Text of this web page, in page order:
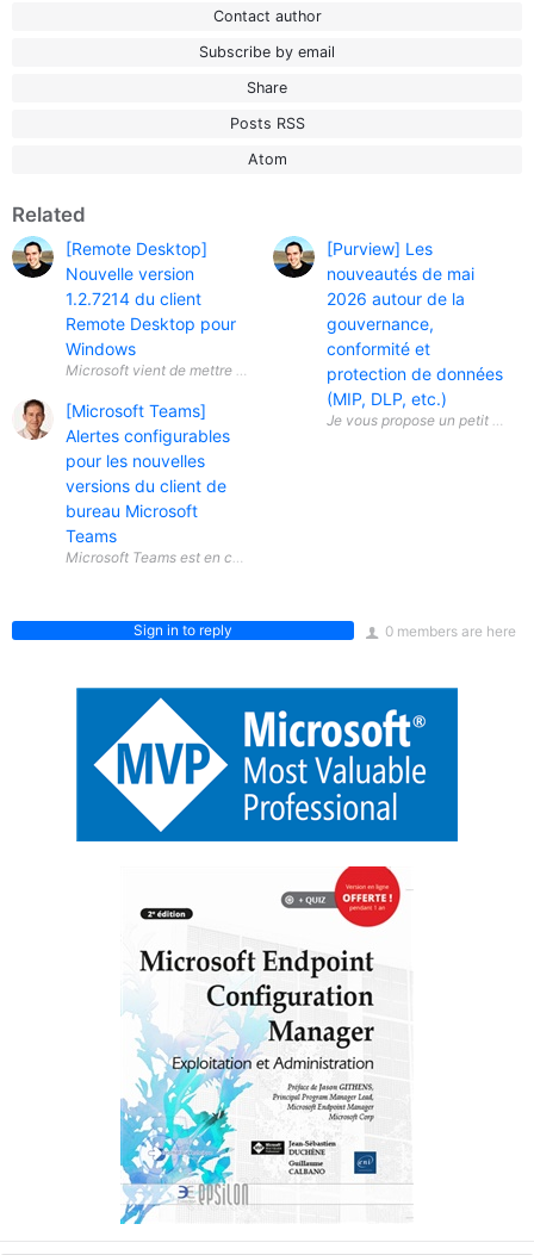
Contact author
Subscribe by email
Share
Posts RSS
Atom
Related
[Remote Desktop]
Nouvelle version
1.2.7214 du client
Remote Desktop pour
Windows
[Microsoft Teams]
Alertes configurables
pour les nouvelles
versions du client de
bureau Microsoft
Teams
[Purview] Les
nouveautés de mai
2026 autour de la
gouvernance,
conformité et
protection de données
(MIP, DLP, etc.)
0 members are here
Sign in to reply